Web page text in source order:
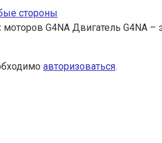
стороны
G4NA Двигатель G4NA
авторизоваться.